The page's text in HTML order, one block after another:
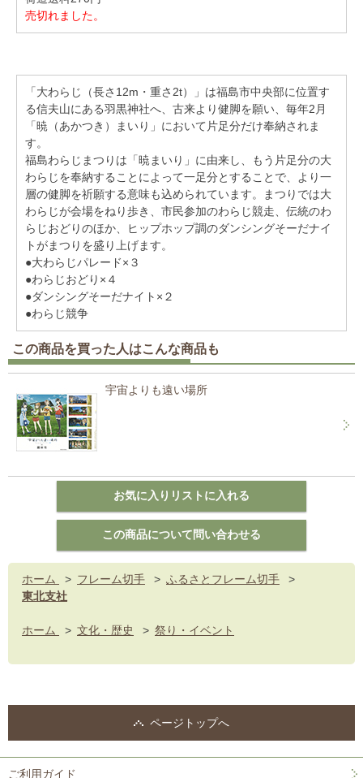
売切れました。
「大わらじ（長さ12m・重さ2t）」は福島市中央部に位置す
る信夫山にある羽黒神社へ、古来より健脚を願い、毎年2月
「暁（あかつき）まいり」において片足分だけ奉納されま
す。
福島わらじまつりは「暁まいり」に由来し、もう片足分の大
わらじを奉納することによって一足分とすることで、より一
層の健脚を祈願する意味も込められています。まつりでは大
わらじが会場をねり歩き、市民参加のわらじ競走、伝統のわ
らじおどりのほか、ヒップホップ調のダンシングそーだナイ
トがまつりを盛り上げます。
●大わらじパレード×３
●わらじおどり×４
●ダンシングそーだナイト×２
●わらじ競争
この商品を買った人はこんな商品も
宇宙よりも遠い場所
ホーム > フレーム切手 > ふるさとフレーム切手
>
東北支社
ホーム > 文化・歴史 > 祭り・イベント
ページトップへ
ご利用ガイド